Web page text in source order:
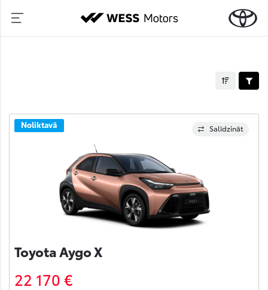
Salīdzināt
Noliktavā
Toyota Aygo X
22 170 €